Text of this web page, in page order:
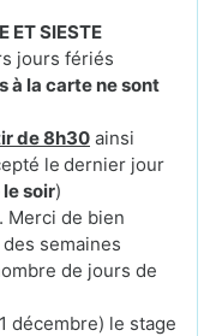
ET SIESTE
jours fériés
à la carte ne sont
de 8h30 ainsi
le dernier jour
soir)
Merci de bien
semaines
de jours de
décembre) le stage